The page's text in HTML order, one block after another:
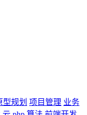
型规划 项目管理 业务